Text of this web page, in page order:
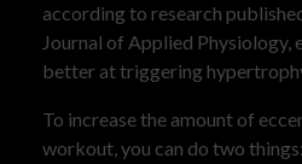
according to research
Journal of Applied
better at triggering
To increase the amount of
workout, you can do two